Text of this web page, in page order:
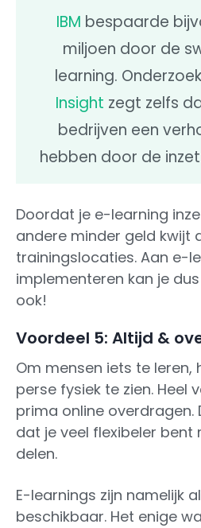
IBM bespaarde
miljoen door de
learning.
Insight zegt zelfs
bedrijven een
hebben door de
Doordat je e-learning
andere minder geld kwijt
trainingslocaties. Aan e-
implementeren kan je
ook!
Voordeel 5: Altijd &
Om mensen iets te leren,
perse fysiek te zien. Heel
prima online overdragen.
dat je veel flexibeler
delen.
E-learnings zijn namelijk
beschikbaar. Het enige